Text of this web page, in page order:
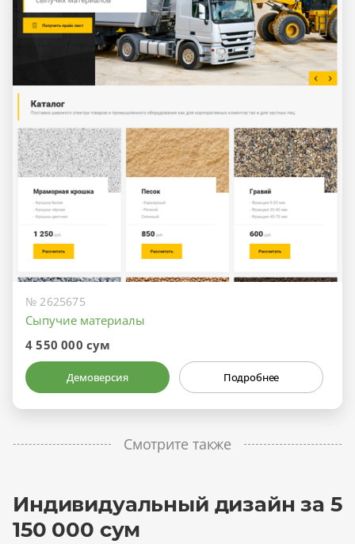
№ 2625675
Сыпучие материалы
4 550 000 сум
Демоверсия Подробнее
Смотрите также
Индивидуальный дизайн за 5
150 000 сум